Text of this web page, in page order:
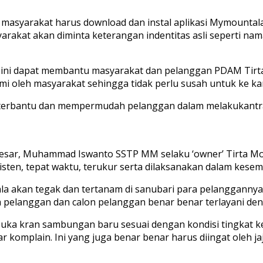
harus download dan instal aplikasi
akan diminta keterangan indentitas asli seperti
dapat membantu masyarakat dan pelanggan PDAM
oleh masyarakat sehingga tidak perlu susah untuk ke
dan mempermudah pelanggan dalam
Muhammad Iswanto SSTP MM selaku ‘owner’ Tirta
tepat waktu, terukur serta dilaksanakan dalam
akan tegak dan tertanam di sanubari para
dan calon pelanggan benar benar terlayani
kran sambungan baru sesuai dengan kondisi tingkat
Ini yang juga benar benar harus diingat oleh